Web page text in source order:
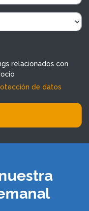
relacionados con
de datos